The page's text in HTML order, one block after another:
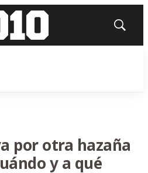
Mostrar
por otra hazaña
y a qué